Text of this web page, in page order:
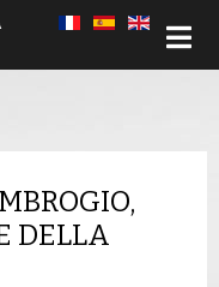
DELLA